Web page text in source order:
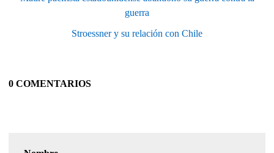
guerra
Stroessner y su relación con Chile
0 COMENTARIOS